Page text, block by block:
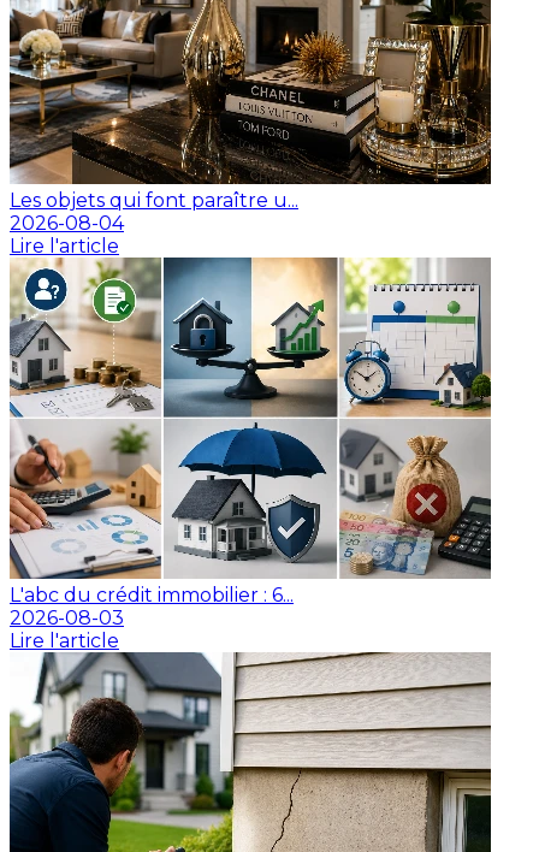
Les objets qui font paraître u...
2026-08-04
Lire l'article
L'abc du crédit immobilier : 6...
2026-08-03
Lire l'article